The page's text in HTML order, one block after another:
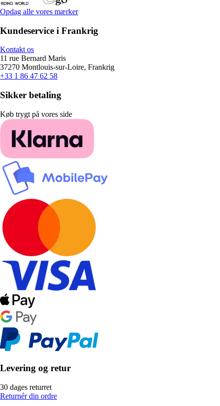
Opdag alle vores mærker
Kundeservice i Frankrig
Kontakt os
11 rue Bernard Maris
37270 Montlouis-sur-Loire, Frankrig
+33 1 86 47 62 58
Sikker betaling
Køb trygt på vores side
Levering og retur
30 dages returret
Returnér din ordre